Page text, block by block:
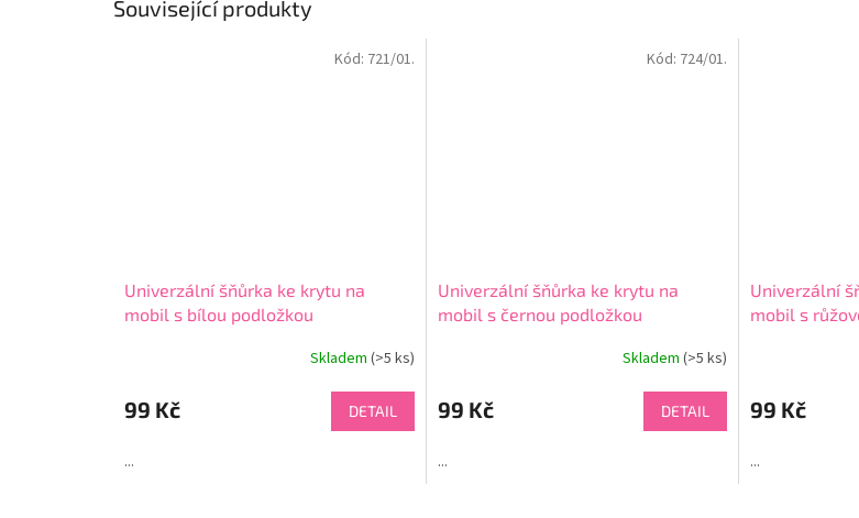
Související produkty
Univerzální šňůrka ke krytu na
mobil s bílou podložkou
Skladem (>5 ks)
99 Kč DETAIL
...
Kód: 721/01.
Univerzální šňůrka ke krytu na
mobil s černou podložkou
Skladem (>5 ks)
99 Kč DETAIL
...
Kód: 724/01.
Univerzální
mobil s
99 Kč
...